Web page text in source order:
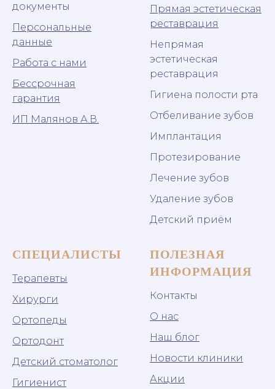
документы
Персональные
данные
Работа с нами
Бессрочная
гарантия
ИП Малянов А.В.
Прямая эстетическая
реставрация
Непрямая
эстетическая
реставрация
Гигиена полости рта
Отбеливание зубов
Имплантация
Протезирование
Лечение зубов
Удаление зубов
Детский приём
СПЕЦИАЛИСТЫ
Терапевты
Хирурги
Ортопеды
Ортодонт
Детский стоматолог
Гигиенист
ПОЛЕЗНАЯ
ИНФОРМАЦИЯ
Контакты
О нас
Наш блог
Новости клиники
Акции